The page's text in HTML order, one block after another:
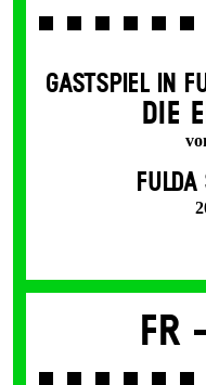
GASTSPIEL IN
DIE
FULDA
Fr